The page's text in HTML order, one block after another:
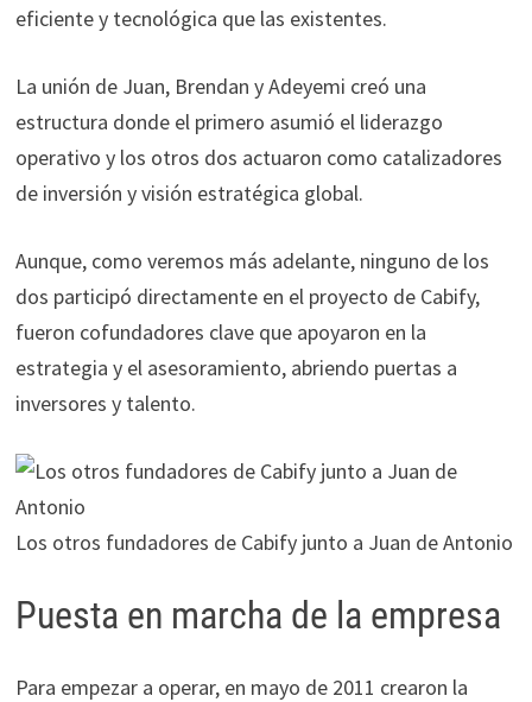
eficiente y tecnológica que las existentes.
La unión de Juan, Brendan y Adeyemi creó una
estructura donde el primero asumió el liderazgo
operativo y los otros dos actuaron como catalizadores
de inversión y visión estratégica global.
Aunque, como veremos más adelante, ninguno de los
dos participó directamente en el proyecto de Cabify,
fueron cofundadores clave que apoyaron en la
estrategia y el asesoramiento, abriendo puertas a
inversores y talento.
Los otros fundadores de Cabify junto a Juan de Antonio
Puesta en marcha de la empresa
Para empezar a operar, en mayo de 2011 crearon la